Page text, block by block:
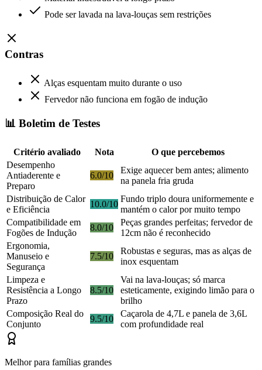
Pode ser lavada na lava-louças sem restrições
Contras
Alças esquentam muito durante o uso
Fervedor não funciona em fogão de indução
📊 Boletim de Testes
Critério avaliado Nota
O que percebemos
Desempenho
Antiaderente e
Preparo
6.0/10
Exige aquecer bem antes; alimento
na panela fria gruda
Distribuição de Calor
e Eficiência
10.0/10
Fundo triplo doura uniformemente e
mantém o calor por muito tempo
Compatibilidade em
Fogões de Indução
8.0/10
Peças grandes perfeitas; fervedor de
12cm não é reconhecido
Ergonomia,
Manuseio e
Segurança
7.5/10
Robustas e seguras, mas as alças de
inox esquentam
Limpeza e
Resistência a Longo
Prazo
8.5/10
Vai na lava-louças; só marca
esteticamente, exigindo limão para o
brilho
Composição Real do
Conjunto
9.5/10
Caçarola de 4,7L e panela de 3,6L
com profundidade real
Melhor para famílias grandes